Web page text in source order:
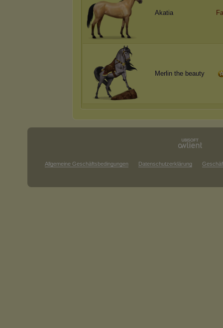
Akatia
Merlin the beauty
Allgemeine Geschäftsbedingungen Datenschutzerklärung